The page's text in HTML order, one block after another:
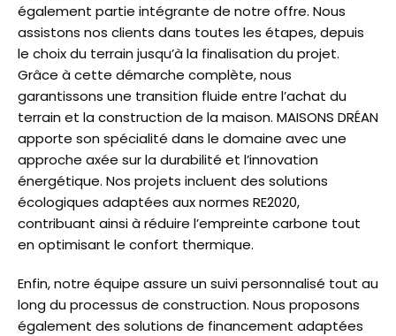
également partie intégrante de notre offre. Nous
assistons nos clients dans toutes les étapes, depuis
le choix du terrain jusqu’à la finalisation du projet.
Grâce à cette démarche complète, nous
garantissons une transition fluide entre l’achat du
terrain et la construction de la maison. MAISONS DRÉAN
apporte son spécialité dans le domaine avec une
approche axée sur la durabilité et l’innovation
énergétique. Nos projets incluent des solutions
écologiques adaptées aux normes RE2020,
contribuant ainsi à réduire l’empreinte carbone tout
en optimisant le confort thermique.
Enfin, notre équipe assure un suivi personnalisé tout au
long du processus de construction. Nous proposons
également des solutions de financement adaptées